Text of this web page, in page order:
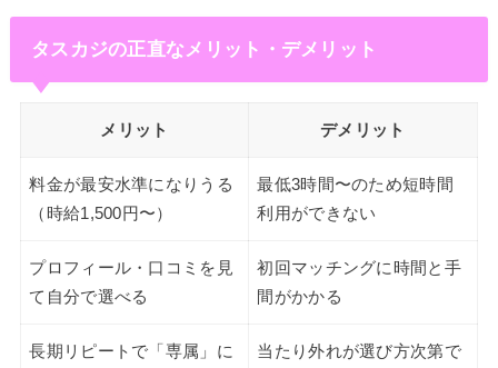
タスカジの正直なメリット・デメリット
メリット デメリット
料金が最安水準になりうる
（時給1,500円〜）
最低3時間〜のため短時間
利用ができない
プロフィール・口コミを見
て自分で選べる
初回マッチングに時間と手
間がかかる
長期リピートで「専属」に 当たり外れが選び方次第で